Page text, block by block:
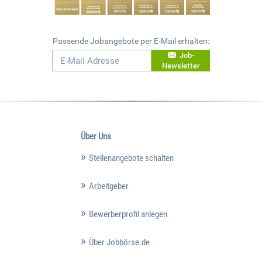
Passende Jobangebote per E-Mail erhalten:
Job-
Newsletter
Über Uns
Stellenangebote schalten
Arbeitgeber
Bewerberprofil anlegen
Über Jobbörse.de